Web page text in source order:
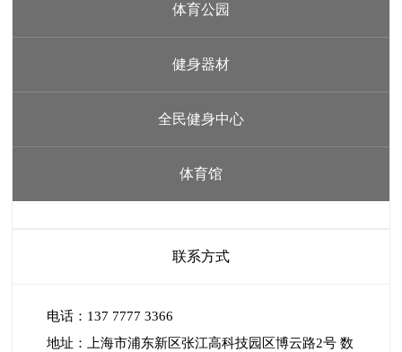
体育公园
健身器材
全民健身中心
体育馆
联系方式
电话：137 7777 3366
地址：上海市浦东新区张江高科技园区博云路2号 数